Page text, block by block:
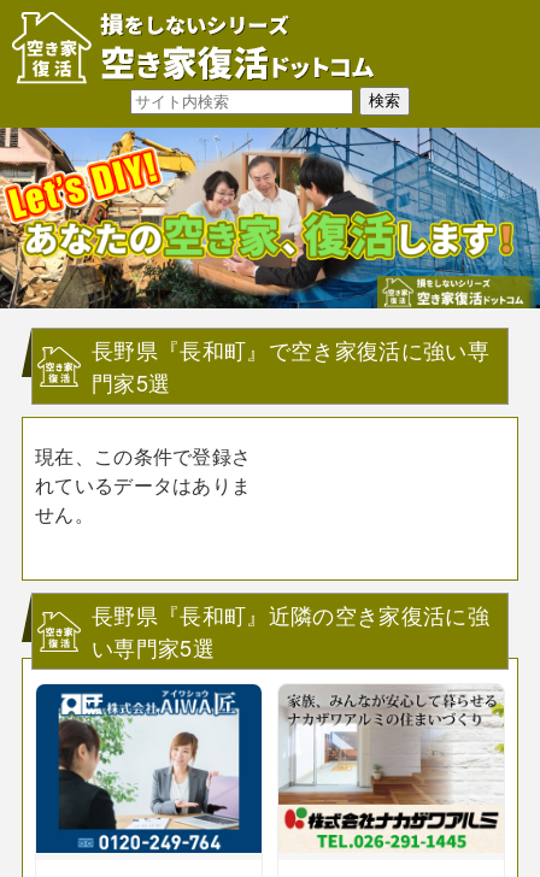
長野県『長和町』で空き家復活に強い専
門家5選
現在、この条件で登録さ
れているデータはありま
せん。
長野県『長和町』近隣の空き家復活に強
い専門家5選